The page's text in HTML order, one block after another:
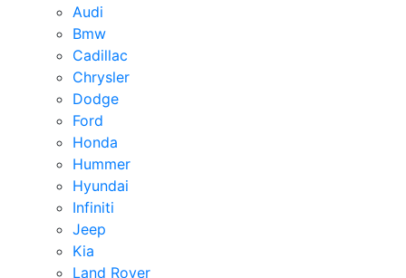
Audi
Bmw
Cadillac
Chrysler
Dodge
Ford
Honda
Hummer
Hyundai
Infiniti
Jeep
Kia
Land Rover